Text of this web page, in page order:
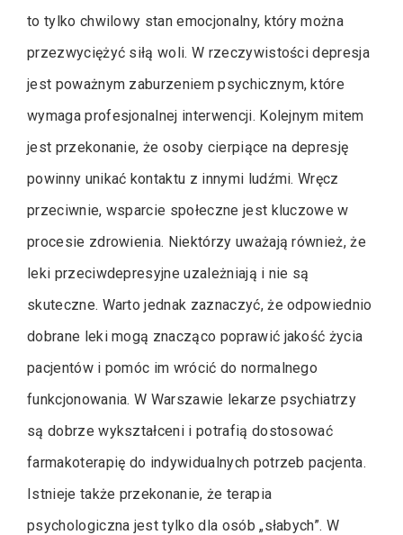
to tylko chwilowy stan emocjonalny, który można
przezwyciężyć siłą woli. W rzeczywistości depresja
jest poważnym zaburzeniem psychicznym, które
wymaga profesjonalnej interwencji. Kolejnym mitem
jest przekonanie, że osoby cierpiące na depresję
powinny unikać kontaktu z innymi ludźmi. Wręcz
przeciwnie, wsparcie społeczne jest kluczowe w
procesie zdrowienia. Niektórzy uważają również, że
leki przeciwdepresyjne uzależniają i nie są
skuteczne. Warto jednak zaznaczyć, że odpowiednio
dobrane leki mogą znacząco poprawić jakość życia
pacjentów i pomóc im wrócić do normalnego
funkcjonowania. W Warszawie lekarze psychiatrzy
są dobrze wykształceni i potrafią dostosować
farmakoterapię do indywidualnych potrzeb pacjenta.
Istnieje także przekonanie, że terapia
psychologiczna jest tylko dla osób „słabych”. W